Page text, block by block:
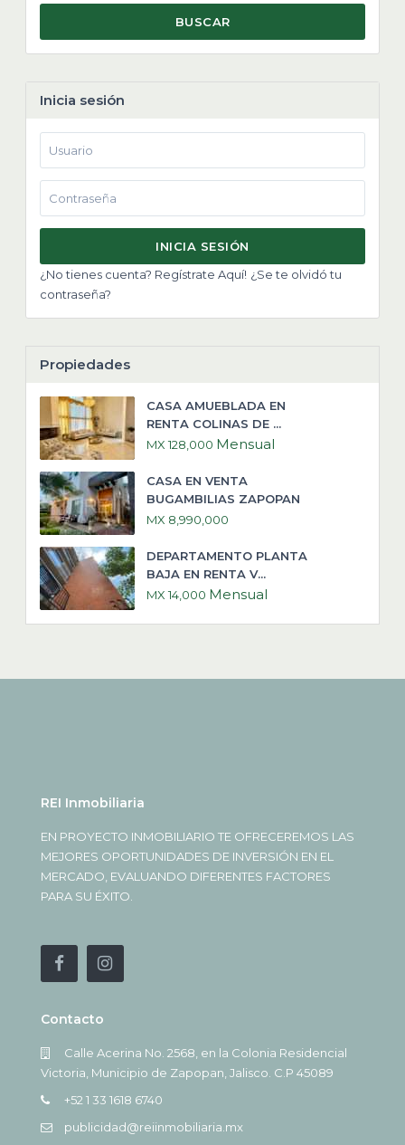
BUSCAR
Inicia sesión
INICIA SESIÓN
¿No tienes cuenta? Regístrate Aquí! ¿Se te olvidó tu
contraseña?
Propiedades
CASA AMUEBLADA EN
RENTA COLINAS DE ...
MX 128,000 Mensual
CASA EN VENTA
BUGAMBILIAS ZAPOPAN
MX 8,990,000
DEPARTAMENTO PLANTA
BAJA EN RENTA V...
MX 14,000 Mensual
REI Inmobiliaria
EN PROYECTO INMOBILIARIO TE OFRECEREMOS LAS
MEJORES OPORTUNIDADES DE INVERSIÓN EN EL
MERCADO, EVALUANDO DIFERENTES FACTORES
PARA SU ÉXITO.
Contacto
Calle Acerina No. 2568, en la Colonia Residencial
Victoria, Municipio de Zapopan, Jalisco. C.P 45089
+52 1 33 1618 6740
publicidad@reiinmobiliaria.mx